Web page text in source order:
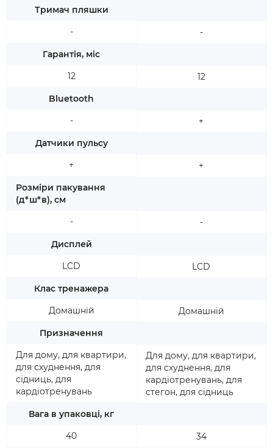
Тримач пляшки
-
Гарантія, міс
12
Bluetooth
-
Датчики пульсу
+
Розміри пакування
(д*ш*в), см
-
Дисплей
LCD
Клас тренажера
Домашній
Призначення
Для дому, для квартири,
для схуднення, для
сідниць, для
кардіотренувань
Вага в упаковці, кг
40
-
12
+
+
-
LCD
Домашній
Для дому, для квартири,
для схуднення, для
кардіотренувань, для
стегон, для сідниць
34